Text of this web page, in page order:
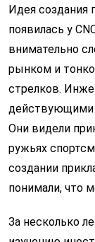
Идея создания
появилась у
внимательно
рынком и
стрелков.
действующими
Они видели
ружьях
создании
понимали, что
За несколько